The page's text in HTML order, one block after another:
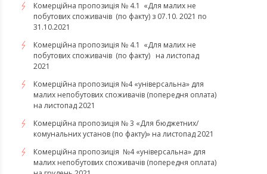
Комерційна пропозиція № 4.1 «Для малих не
побутових споживачів (по факту) з 07.10. 2021 по
31.10.2021
​​​​​​​Комерційна пропозиція № 4.1 «Для малих не
побутових споживачів (по факту) на листопад
2021
Комерційна пропозиція №4 «універсальна» для
малих непобутових споживачів (попередня оплата)
на листопад 2021
Комерційна пропозиція № 3 «Для бюджетних/
комунальних установ (по факту)» на листопад 2021
Комерційна пропозиція №4 «універсальна» для
малих непобутових споживачів (попередня оплата)